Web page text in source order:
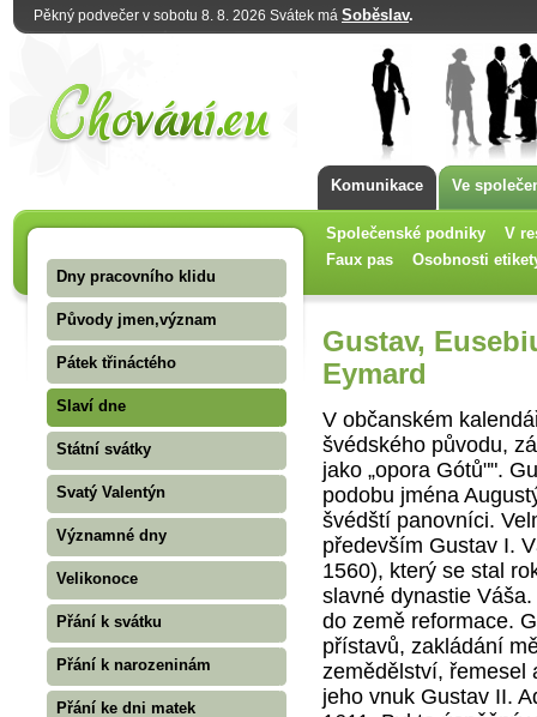
Pěkný podvečer v sobotu 8. 8. 2026 Svátek má Soběslav.
Komunikace Ve
Společenské podniky
V
Faux pas
Osobnosti
Dny pracovního klidu
Původy jmen,význam
Pátek třináctého
Slaví dne
Státní svátky
Svatý Valentýn
Významné dny
Velikonoce
Přání k svátku
Přání k narozeninám
Přání ke dni matek
Gustav,
Eymard
V občanském
švédského původu,
jako „opora Gótů"".
podobu jména
švédští panovníci.
především Gustav I.
1560), který se stal
slavné dynastie
do země reformace.
přístavů, zakládání
zemědělství, řemesel
jeho vnuk Gustav II.